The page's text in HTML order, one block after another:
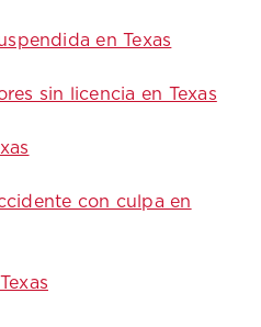
en Texas
sin licencia en Texas
con culpa en